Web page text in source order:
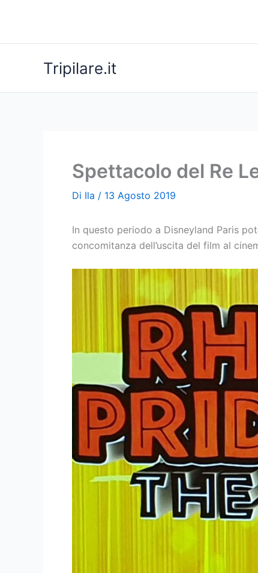
Tripilare.it
Spettacolo del Re
Di Ila / 13 Agosto 2019
In questo periodo a Disneyland Paris
concomitanza dell’uscita del film al